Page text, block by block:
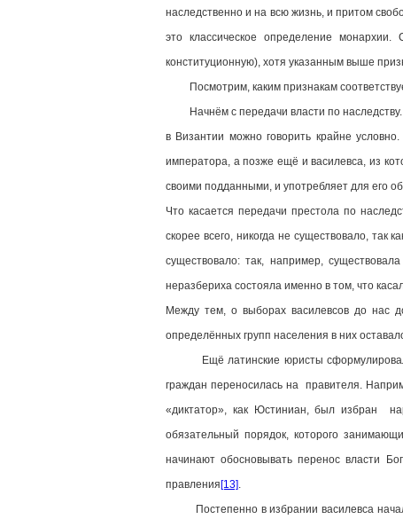
наследственно и на всю жизнь, и притом
это классическое определение
конституционную), хотя указанным выше
Посмотрим, каким признакам
Начнём с передачи власти по наследству.
в Византии можно говорить крайне
императора, а позже ещё и василевса, из
своими подданными, и употребляет для его
Что касается передачи престола по
скорее всего, никогда не существовало, так
существовало: так, например,
неразбериха состояла именно в том, что
Между тем, о выборах василевсов до нас
определённых групп населения в них
Ещё латинские юристы сформулировали
граждан переносилась на правителя.
«диктатор», как Юстиниан, был избран
обязательный порядок, которого
начинают обосновывать перенос власти
правления[13].
Постепенно в избрании василевса